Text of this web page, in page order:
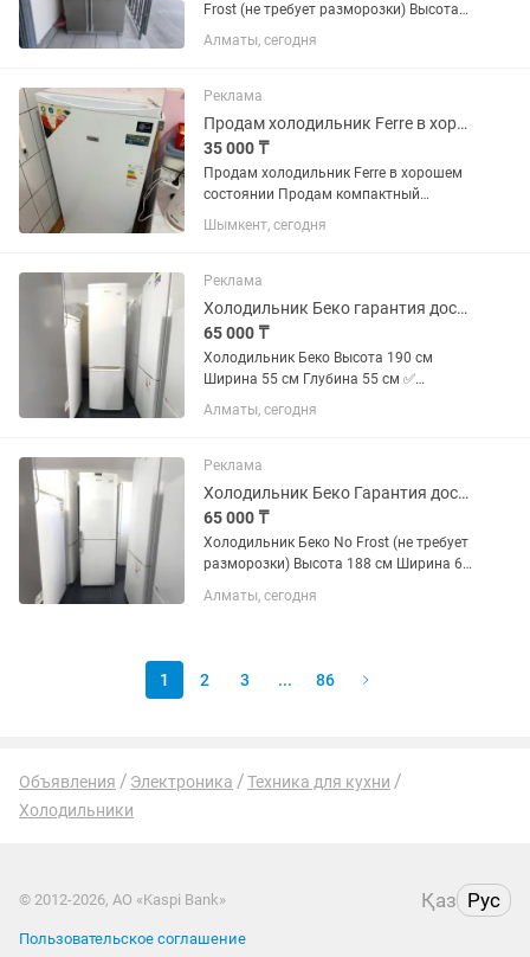
Frost (не требует разморозки) Высота
176 см Ширина 91 см Глубина 70 см ✅
Продажа б/у холодильников с
магазина и мастера с более...
Алматы, сегодня
Реклама
Продам холодильник Ferre в хорошем состоянии
35 000 ₸
Продам холодильник Ferre в хорошем
состоянии Продам компактный
холодильник Ferre в хорошем рабочем
состоянии. Размеры: Высота — 110 см
Морозильная камера. ✔️...
Шымкент, сегодня
Реклама
Холодильник Беко гарантия доставка
65 000 ₸
Холодильник Беко Высота 190 см
Ширина 55 см Глубина 55 см ✅
Продажа б/у холодильников с
официальной гарантией 2 месяца от
летним опытом работы. Все
холодильники...
Алматы, сегодня
Реклама
Холодильник Беко Гарантия доставка
65 000 ₸
Холодильник Беко No Frost (не требует
разморозки) Высота 188 см Ширина 60
холодильников с официальной
Алматы, сегодня
1 2 3 ... 86
Объявления Электроника
Техника для кухни
Холодильники
© 2012-2026, АО «Kaspi Bank» Қаз Рус
Пользовательское соглашение